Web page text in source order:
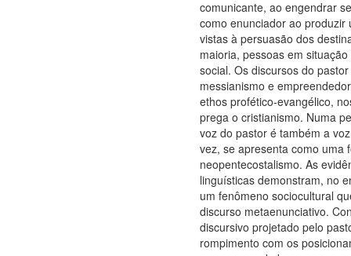
comunicante, ao engendrar
como enunciador ao produzir
vistas à persuasão dos
maioria, pessoas em
social. Os discursos do
messianismo e
ethos profético-evangélico,
prega o cristianismo. Numa
voz do pastor é também a
vez, se apresenta como uma
neopentecostalismo. As
linguísticas demonstram, no
um fenômeno sociocultural
discurso metaenunciativo.
discursivo projetado pelo
rompimento com os